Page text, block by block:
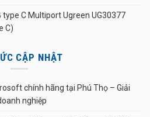
type C Multiport Ugreen UG30377
C)
CẬP NHẬT
chính hãng tại Phú Thọ – Giải
nghiệp